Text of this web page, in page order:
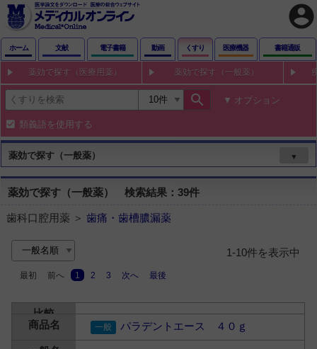
account_circle
ホーム 文献 電子書籍 動画 くすり 医療機器 書籍通販
薬効で探す（医療用薬） 薬効で探す（一般薬）
search オプション
類義語を使用する
薬効で探す（一般薬） ▼
薬効で探す（一般薬） 検索結果：39件
歯科口腔用薬 ＞ 歯痛・歯槽膿漏薬
1-10件を表示中
最初 前へ 1 2 3 次へ 最後
パラデントエース ４０ｇ